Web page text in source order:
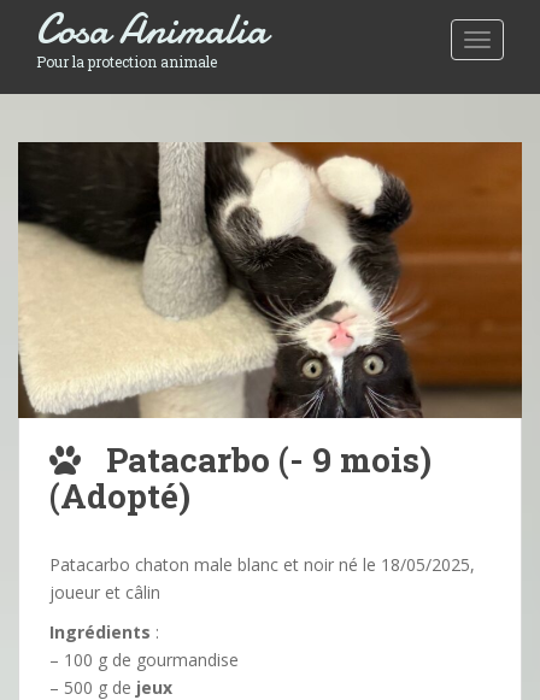
Toggle
Cosa Animalia
Pour la protection animale
Patacarbo (- 9 mois)
(Adopté)
Patacarbo chaton male blanc et noir né le 18/05/2025,
joueur et câlin
Ingrédients :
– 100 g de gourmandise
– 500 g de jeux